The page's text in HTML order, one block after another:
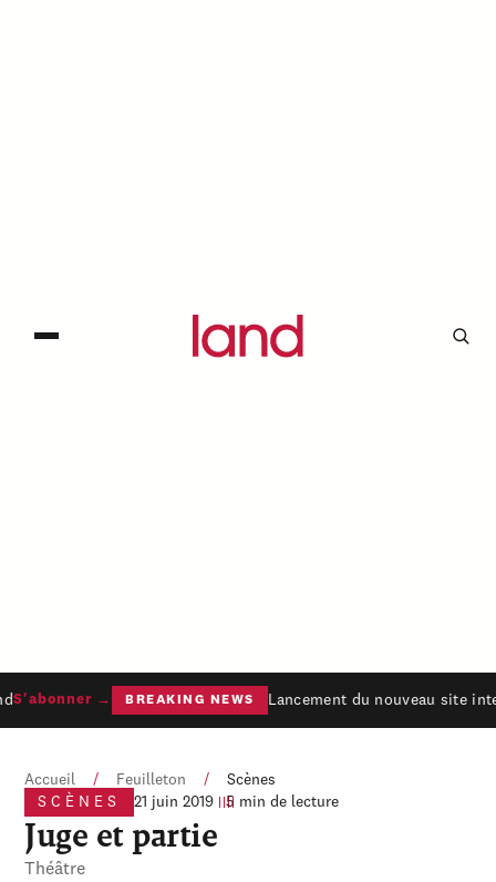
S'abonner → BREAKING NEWS Lancement du nouveau site
Accueil / Feuilleton /
Scènes
SCÈNES
21 juin 2019 5 min de lecture
Juge et partie
Théâtre